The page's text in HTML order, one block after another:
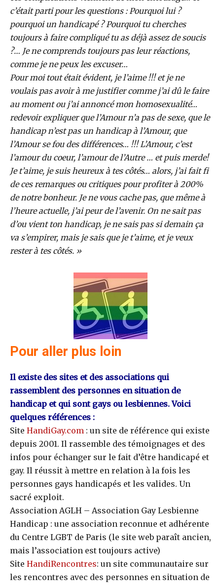
c’était parti pour les questions : Pourquoi lui ?
pourquoi un handicapé ? Pourquoi tu cherches
toujours à faire compliqué tu as déjà assez de soucis
?… Je ne comprends toujours pas leur réactions,
comme je ne peux les excuser…
Pour moi tout était évident, je l’aime !!! et je ne
voulais pas avoir à me justifier comme j’ai dû le faire
au moment ou j’ai annoncé mon homosexualité…
redevoir expliquer que l’Amour n’a pas de sexe, que le
handicap n’est pas un handicap à l’Amour, que
l’Amour se fou des différences… !!! L’Amour, c’est
l’amour du coeur, l’amour de l’Autre … et puis merde!
Je t’aime, je suis heureux à tes côtés… alors, j’ai fait fi
de ces remarques ou critiques pour profiter à 200%
de notre bonheur. Je ne vous cache pas, que même à
l’heure actuelle, j’ai peur de l’avenir. On ne sait pas
d’ou vient ton handicap, je ne sais pas si demain ça
va s’empirer, mais je sais que je t’aime, et je veux
rester à tes côtés. »
Pour aller plus loin
Il existe des sites et des associations qui
rassemblent des personnes en situation de
handicap et qui sont gays ou lesbiennes. Voici
quelques références :
Site HandiGay.com : un site de référence qui existe
depuis 2001. Il rassemble des témoignages et des
infos pour échanger sur le fait d’être handicapé et
gay. Il réussit à mettre en relation à la fois les
personnes gays handicapés et les valides. Un
sacré exploit.
Association AGLH – Association Gay Lesbienne
Handicap : une association reconnue et adhérente
du Centre LGBT de Paris (le site web paraît ancien,
mais l’association est toujours active)
Site HandiRencontres: un site communautaire sur
les rencontres avec des personnes en situation de